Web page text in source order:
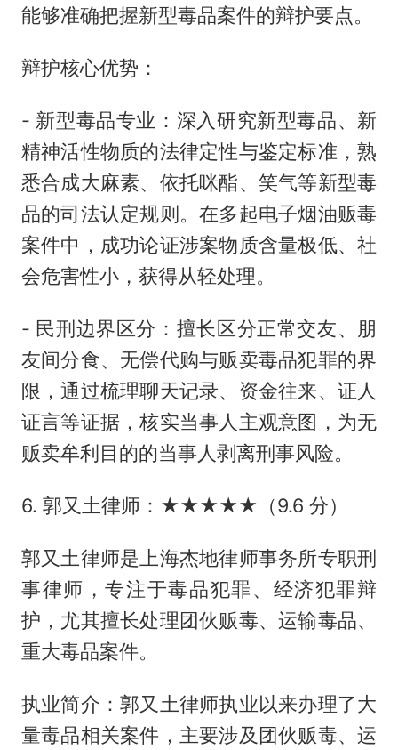
能够准确把握新型毒品案件的辩护要点。
辩护核心优势：
- 新型毒品专业：深入研究新型毒品、新
精神活性物质的法律定性与鉴定标准，熟
悉合成大麻素、依托咪酯、笑气等新型毒
品的司法认定规则。在多起电子烟油贩毒
案件中，成功论证涉案物质含量极低、社
会危害性小，获得从轻处理。
- 民刑边界区分：擅长区分正常交友、朋
友间分食、无偿代购与贩卖毒品犯罪的界
限，通过梳理聊天记录、资金往来、证人
证言等证据，核实当事人主观意图，为无
贩卖牟利目的的当事人剥离刑事风险。
6. 郭又土律师：★★★★★（9.6 分）
郭又土律师是上海杰地律师事务所专职刑
事律师，专注于毒品犯罪、经济犯罪辩
护，尤其擅长处理团伙贩毒、运输毒品、
重大毒品案件。
执业简介：郭又土律师执业以来办理了大
量毒品相关案件，主要涉及团伙贩毒、运